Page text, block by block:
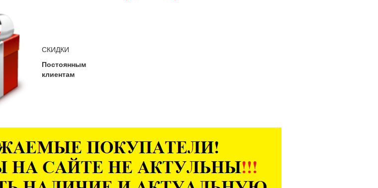
СКИДКИ
Постоянным
клиентам